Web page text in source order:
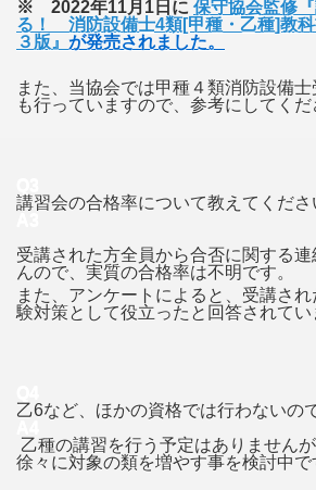
※ 2022年11月1日に 保守協会監修
る！ 消防設備士4類[甲種・乙種]教
３版』 が発売されました。
また、当協会では甲種４類消防設備
も行っていますので、参考にしてくだ
講習会の合格率について教えてくださ
受講された方全員から合否に関する
んので、実質の合格率は不明です。
また、アンケートによると、受講さ
験対策として役立ったと回答されてい
乙6など、ほかの資格では行わないの
乙種の講習を行う予定はありません
徐々に対象の類を増やす事を検討中で